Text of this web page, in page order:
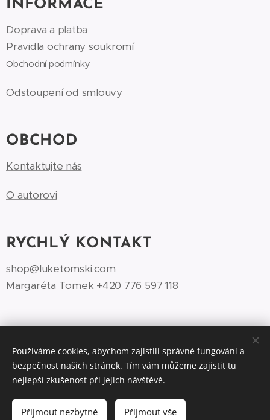
Do košíku
INFORMACE
Doprava a platba
Pravidla ochrany soukromí
Obchodní podmínky
Odstoupení od smlouvy
OBCHOD
Kontaktujte nás
O autorovi
RYCHLÝ KONTAKT
shop@luketomski.com
Margaréta Tomek +420 776 597 118‬
©Luke Tomski illustrationshop.cz 2026 Cookies
Používáme cookies, abychom zajistili správné fungování a
bezpečnost našich stránek. Tím vám můžeme zajistit tu
nejlepší zkušenost při jejich návštěvě.
Přijmout nezbytné Přijmout vše